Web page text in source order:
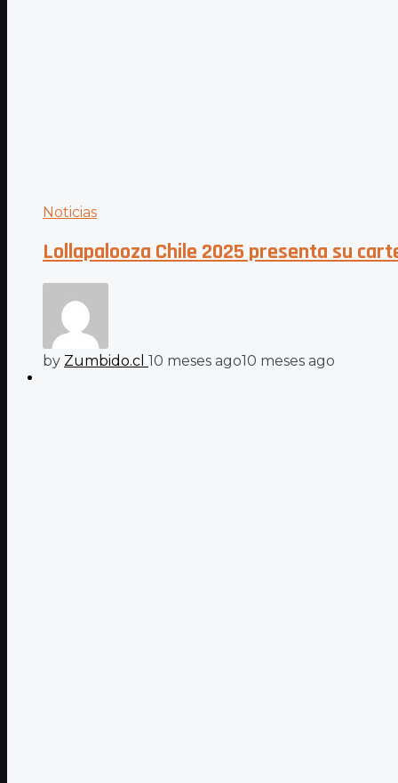
Noticias
Lollapalooza Chile 2025 presenta su
by Zumbido.cl 10 meses ago10 meses ago